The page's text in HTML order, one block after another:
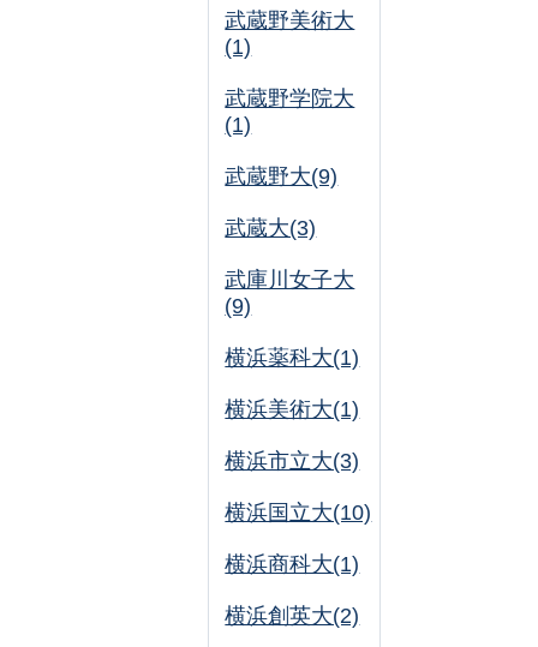
武蔵野美術大
(1)
武蔵野学院大
(1)
武蔵野大(9)
武蔵大(3)
武庫川女子大
(9)
横浜薬科大(1)
横浜美術大(1)
横浜市立大(3)
横浜国立大(10)
横浜商科大(1)
横浜創英大(2)